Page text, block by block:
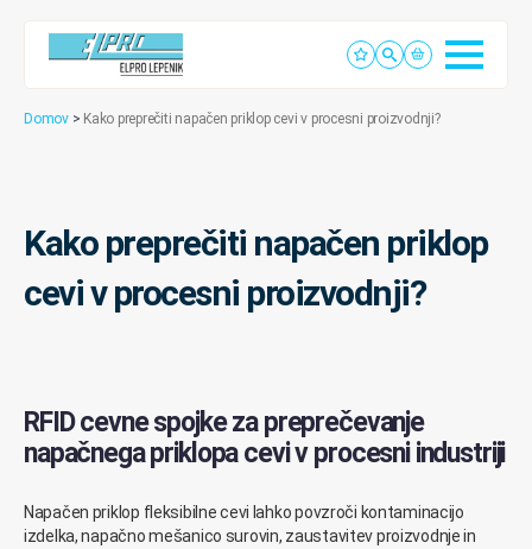
Domov > Kako preprečiti napačen priklop cevi v procesni proizvodnji?
Kako preprečiti napačen priklop
cevi v procesni proizvodnji?
RFID cevne spojke za preprečevanje
napačnega priklopa cevi v procesni industriji
Napačen priklop fleksibilne cevi lahko povzroči kontaminacijo
izdelka, napačno mešanico surovin, zaustavitev proizvodnje in